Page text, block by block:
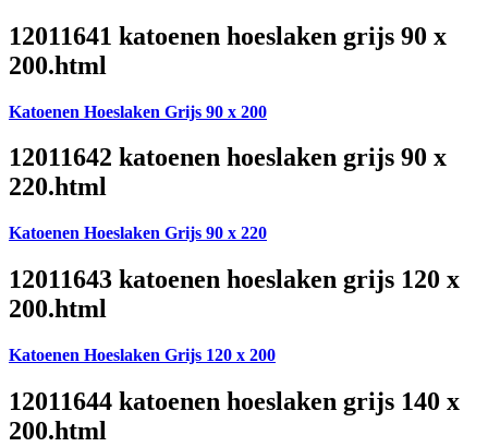
12011641 katoenen hoeslaken grijs 90 x
200.html
Katoenen Hoeslaken Grijs 90 x 200
12011642 katoenen hoeslaken grijs 90 x
220.html
Katoenen Hoeslaken Grijs 90 x 220
12011643 katoenen hoeslaken grijs 120 x
200.html
Katoenen Hoeslaken Grijs 120 x 200
12011644 katoenen hoeslaken grijs 140 x
200.html